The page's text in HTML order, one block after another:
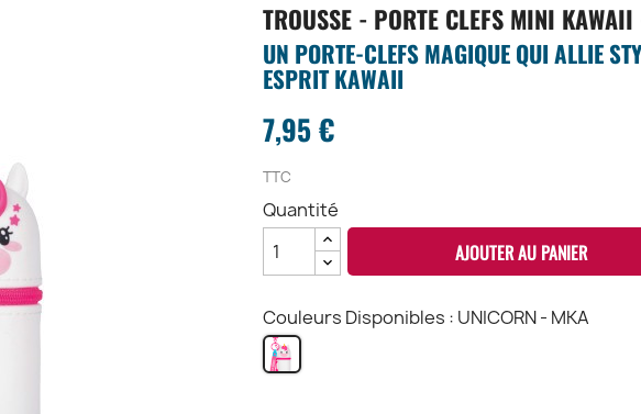
TROUSSE - PORTE CLEFS MINI
UN PORTE-CLEFS MAGIQUE QUI ALLIE
ESPRIT KAWAII
7,95 €
TTC
Quantité
AJOUTER AU PANIER
Couleurs Disponibles : UNICORN - MKA
UNICORN
-